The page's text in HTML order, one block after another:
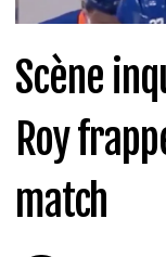
Scène
Roy
match